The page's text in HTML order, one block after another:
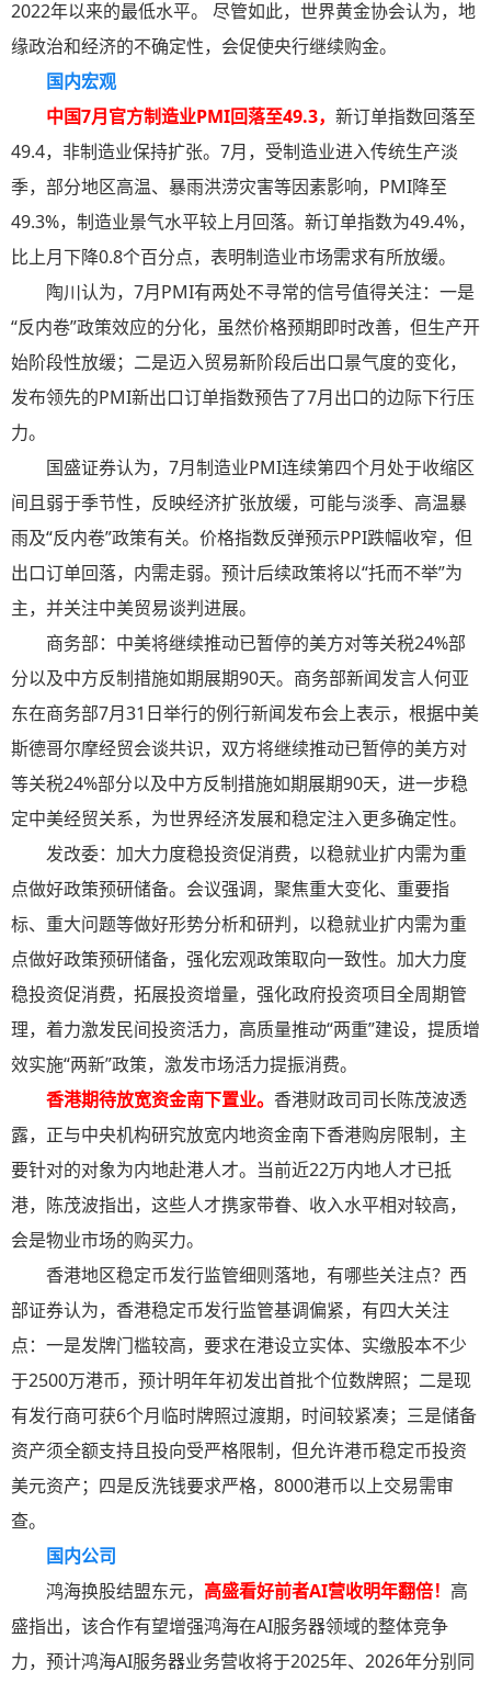
2022年以来的最低水平。 尽管如此，世界黄金协会认为，地
缘政治和经济的不确定性，会促使央行继续购金。
国内宏观
中国7月官方制造业PMI回落至49.3， 新订单指数回落至
49.4，非制造业保持扩张。7月，受制造业进入传统生产淡
季，部分地区高温、暴雨洪涝灾害等因素影响，PMI降至
49.3%，制造业景气水平较上月回落。新订单指数为49.4%，
比上月下降0.8个百分点，表明制造业市场需求有所放缓。
陶川认为，7月PMI有两处不寻常的信号值得关注：一是
“反内卷”政策效应的分化，虽然价格预期即时改善，但生产开
始阶段性放缓；二是迈入贸易新阶段后出口景气度的变化，
发布领先的PMI新出口订单指数预告了7月出口的边际下行压
力。
国盛证券认为，7月制造业PMI连续第四个月处于收缩区
间且弱于季节性，反映经济扩张放缓，可能与淡季、高温暴
雨及“反内卷”政策有关。价格指数反弹预示PPI跌幅收窄，但
出口订单回落，内需走弱。预计后续政策将以“托而不举”为
主，并关注中美贸易谈判进展。
商务部：中美将继续推动已暂停的美方对等关税24%部
分以及中方反制措施如期展期90天。商务部新闻发言人何亚
东在商务部7月31日举行的例行新闻发布会上表示，根据中美
斯德哥尔摩经贸会谈共识，双方将继续推动已暂停的美方对
等关税24%部分以及中方反制措施如期展期90天，进一步稳
定中美经贸关系，为世界经济发展和稳定注入更多确定性。
发改委：加大力度稳投资促消费，以稳就业扩内需为重
点做好政策预研储备。会议强调，聚焦重大变化、重要指
标、重大问题等做好形势分析和研判，以稳就业扩内需为重
点做好政策预研储备，强化宏观政策取向一致性。加大力度
稳投资促消费，拓展投资增量，强化政府投资项目全周期管
理，着力激发民间投资活力，高质量推动“两重”建设，提质增
效实施“两新”政策，激发市场活力提振消费。
香港期待放宽资金南下置业。 香港财政司司长陈茂波透
露，正与中央机构研究放宽内地资金南下香港购房限制，主
要针对的对象为内地赴港人才。当前近22万内地人才已抵
港，陈茂波指出，这些人才携家带眷、收入水平相对较高，
会是物业市场的购买力。
香港地区稳定币发行监管细则落地，有哪些关注点？西
部证券认为，香港稳定币发行监管基调偏紧，有四大关注
点：一是发牌门槛较高，要求在港设立实体、实缴股本不少
于2500万港币，预计明年年初发出首批个位数牌照；二是现
有发行商可获6个月临时牌照过渡期，时间较紧凑；三是储备
资产须全额支持且投向受严格限制，但允许港币稳定币投资
美元资产；四是反洗钱要求严格，8000港币以上交易需审
查。
国内公司
鸿海换股结盟东元， 高盛看好前者AI营收明年翻倍！ 高
盛指出，该合作有望增强鸿海在AI服务器领域的整体竞争
力，预计鸿海AI服务器业务营收将于2025年、2026年分别同